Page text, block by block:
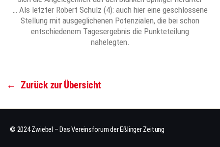
… Als letzter Robert Schulz (4): auch hier eine geschlossene
Stellung mit ausgeglichenen Potenzialen, die bei schon
entschiedenem Tagesergebnis die Punkteteilung
nahelegten.
← Zurück zur Übersicht
© 2024 Zwiebel – Das Vereinsforum der Eßlinger Zeitung